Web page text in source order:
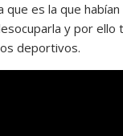
es la que
y por
deportivos.